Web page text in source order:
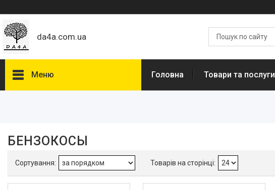
da4a.com.ua
Меню
В наявності 2
Виробник
Головна Товари та послуги
БЕНЗОКОСЫ